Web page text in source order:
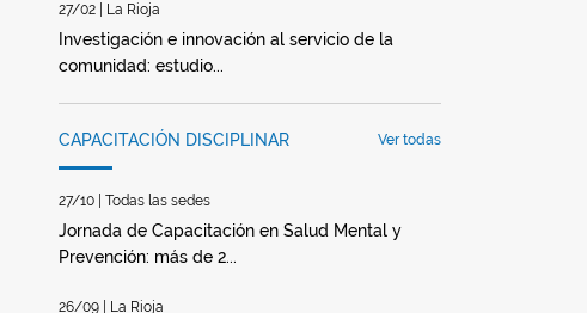
27/02 | La Rioja
Investigación e innovación al servicio de la
comunidad: estudio...
CAPACITACIÓN DISCIPLINAR Ver todas
27/10 | Todas las sedes
Jornada de Capacitación en Salud Mental y
Prevención: más de 2...
26/09 | La Rioja